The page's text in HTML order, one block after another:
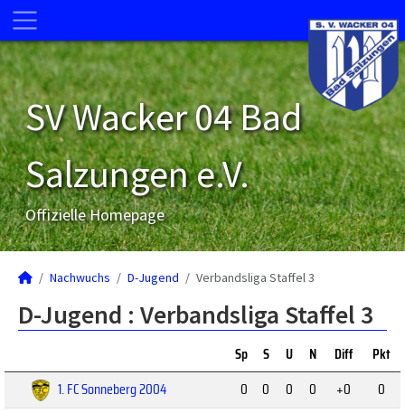
SV Wacker 04 Bad
Salzungen e.V.
Offizielle Homepage
Nachwuchs D-Jugend Verbandsliga Staffel 3
D-Jugend : Verbandsliga Staffel 3
Sp S U N Diff
Pkt
1. FC Sonneberg 2004
0 0 0 0 +0
0